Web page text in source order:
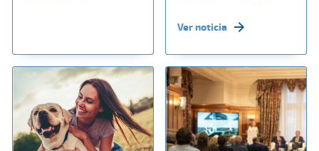
Ver noticia